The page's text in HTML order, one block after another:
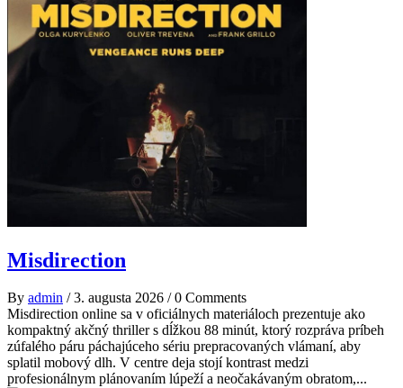
Misdirection
By admin /3. augusta 2026 /0 Comments
Misdirection online sa v oficiálnych materiáloch prezentuje ako
kompaktný akčný thriller s dĺžkou 88 minút, ktorý rozpráva príbeh
zúfalého páru páchajúceho sériu prepracovaných vlámaní, aby
splatil mobový dlh. V centre deja stojí kontrast medzi
profesionálnym plánovaním lúpeží a neočakávaným obratom,...